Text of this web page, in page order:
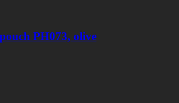
PH073, olive